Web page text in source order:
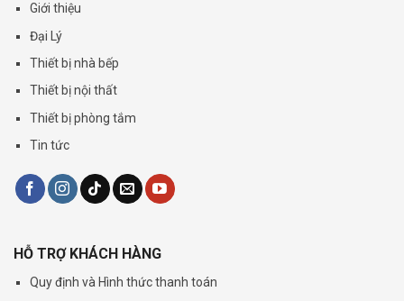
Giới thiệu
Đại Lý
Thiết bị nhà bếp
Thiết bị nội thất
Thiết bị phòng tắm
Tin tức
HỖ TRỢ KHÁCH HÀNG
Quy định và Hình thức thanh toán